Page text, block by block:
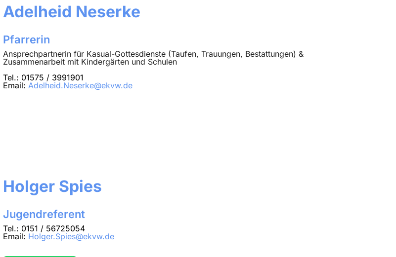
Adelheid Neserke
Pfarrerin
Ansprechpartnerin für Kasual-Gottesdienste (Taufen, Trauungen, Bestattungen) &
Zusammenarbeit mit Kindergärten und Schulen
Tel.: 01575 / 3991901
Email: Adelheid.Neserke@ekvw.de
Holger Spies
Jugendreferent
Tel.: 0151 / 56725054
Email: Holger.Spies@ekvw.de